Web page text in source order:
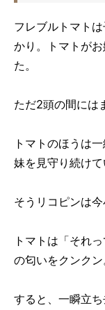
フレブルトマト
かり。トマトが
た。
ただ2頭の間には
トマトのほうは
妹を見守り続けて
そうリコピンは今
トマトは「それ
の匂いをクンクン
すると、一瞬立